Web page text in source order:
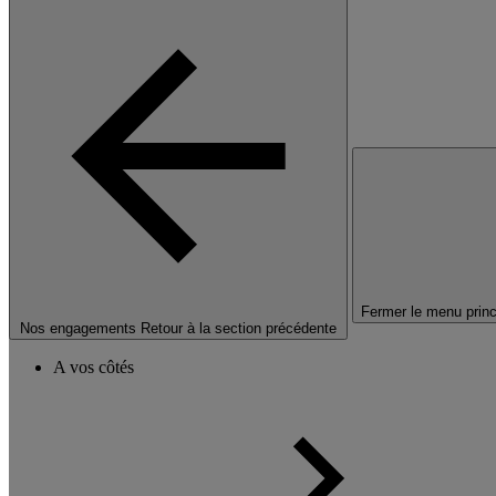
Nos engagements Retour à la section précédente
Fermer le menu
A vos côtés